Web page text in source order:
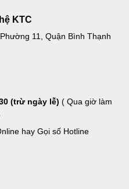
KTC
11, Quận Bình Thạnh
(trừ ngày lễ) ( Qua giờ làm
hay Gọi số Hotline